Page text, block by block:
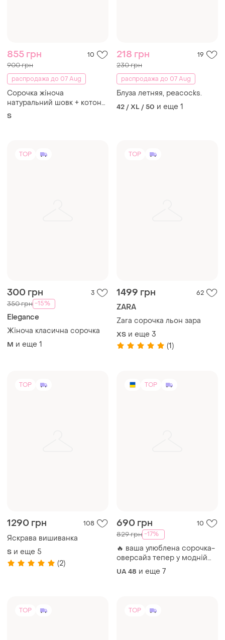
855 грн 10
900 грн
распродажа до 07 Aug
Сорочка жіноча
натуральний шовк + котон
на с!
S
218 грн 19
230 грн
распродажа до 07 Aug
Блуза летняя, peacocks.
42 / XL / 50 и еще 1
TOP
300 грн 3
350 грн -15%
Elegance
Жіноча класична сорочка
M и еще 1
TOP
1499 грн 62
ZARA
Zara сорочка льон зара
ХS и еще 3
(1)
TOP
1290 грн 108
Яскрава вишиванка
S и еще 5
(2)
TOP
690 грн 10
829 грн -17%
🔥 ваша улюблена сорочка-
оверсайз тепер у модній
клітинці. ✔ котон із
люрексовою ниткою
UA 48 и еще 7
TOP TOP